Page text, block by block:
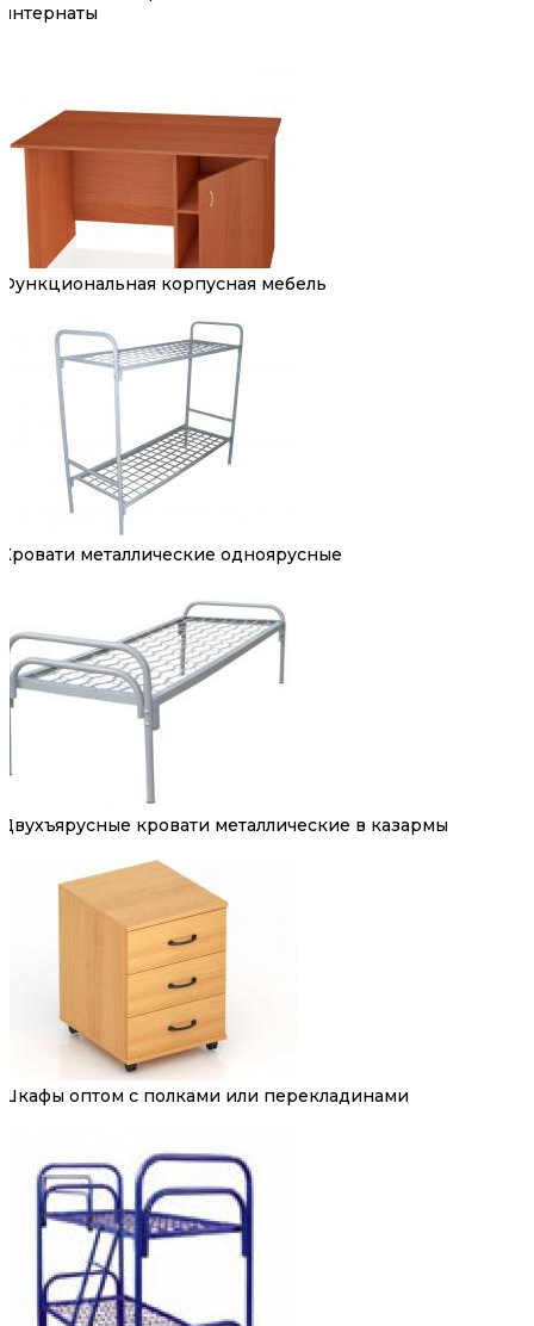
интернаты
Функциональная корпусная мебель
Кровати металлические одноярусные
Двухъярусные кровати металлические в казармы
Шкафы оптом с полками или перекладинами